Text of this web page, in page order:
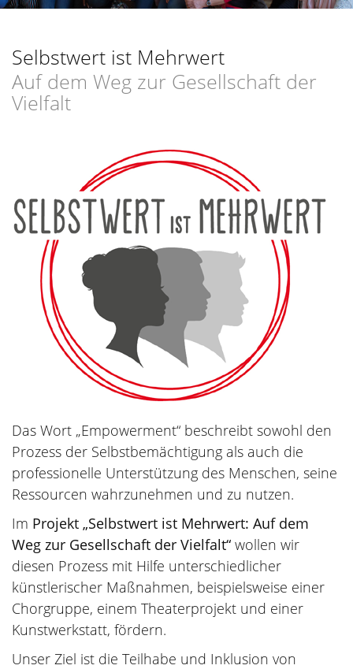
Selbstwert ist Mehrwert
Auf dem Weg zur Gesellschaft der
Vielfalt
Das Wort „Empowerment“ beschreibt sowohl den
Prozess der Selbstbemächtigung als auch die
professionelle Unterstützung des Menschen, seine
Ressourcen wahrzunehmen und zu nutzen.
Im Projekt „Selbstwert ist Mehrwert: Auf dem
Weg zur Gesellschaft der Vielfalt“ wollen wir
diesen Prozess mit Hilfe unterschiedlicher
künstlerischer Maßnahmen, beispielsweise einer
Chorgruppe, einem Theaterprojekt und einer
Kunstwerkstatt, fördern.
Unser Ziel ist die Teilhabe und Inklusion von